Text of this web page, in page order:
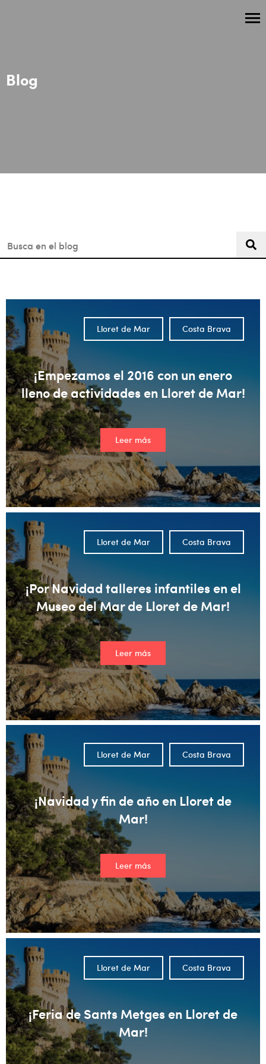
Blog
Esto es un campo de búsqueda con una función de texto
¡Empezamos el 2016 con un enero
lleno de actividades en Lloret de Mar!
Leer más
Costa Brava
Lloret de Mar
¡Por Navidad talleres infantiles en el
Museo del Mar de Lloret de Mar!
Leer más
Costa Brava
Lloret de Mar
¡Navidad y fin de año en Lloret de
Mar!
Leer más
Costa Brava
Lloret de Mar
¡Feria de Sants Metges en Lloret de
Mar!
Costa Brava
Lloret de Mar